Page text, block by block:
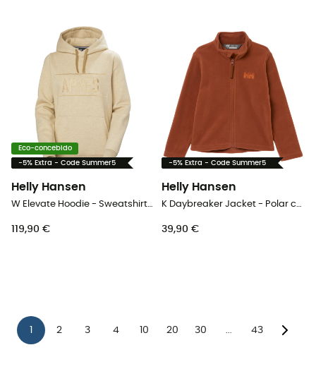
Eco-concebido
-5% Extra - Code Summer5
Helly Hansen
W Elevate Hoodie - Sweatshirt mulher
119,90 €
-5% Extra - Code Summer5
Helly Hansen
K Daybreaker Jacket - Polar criança
39,90 €
1 2 3 4 10 20 30 43